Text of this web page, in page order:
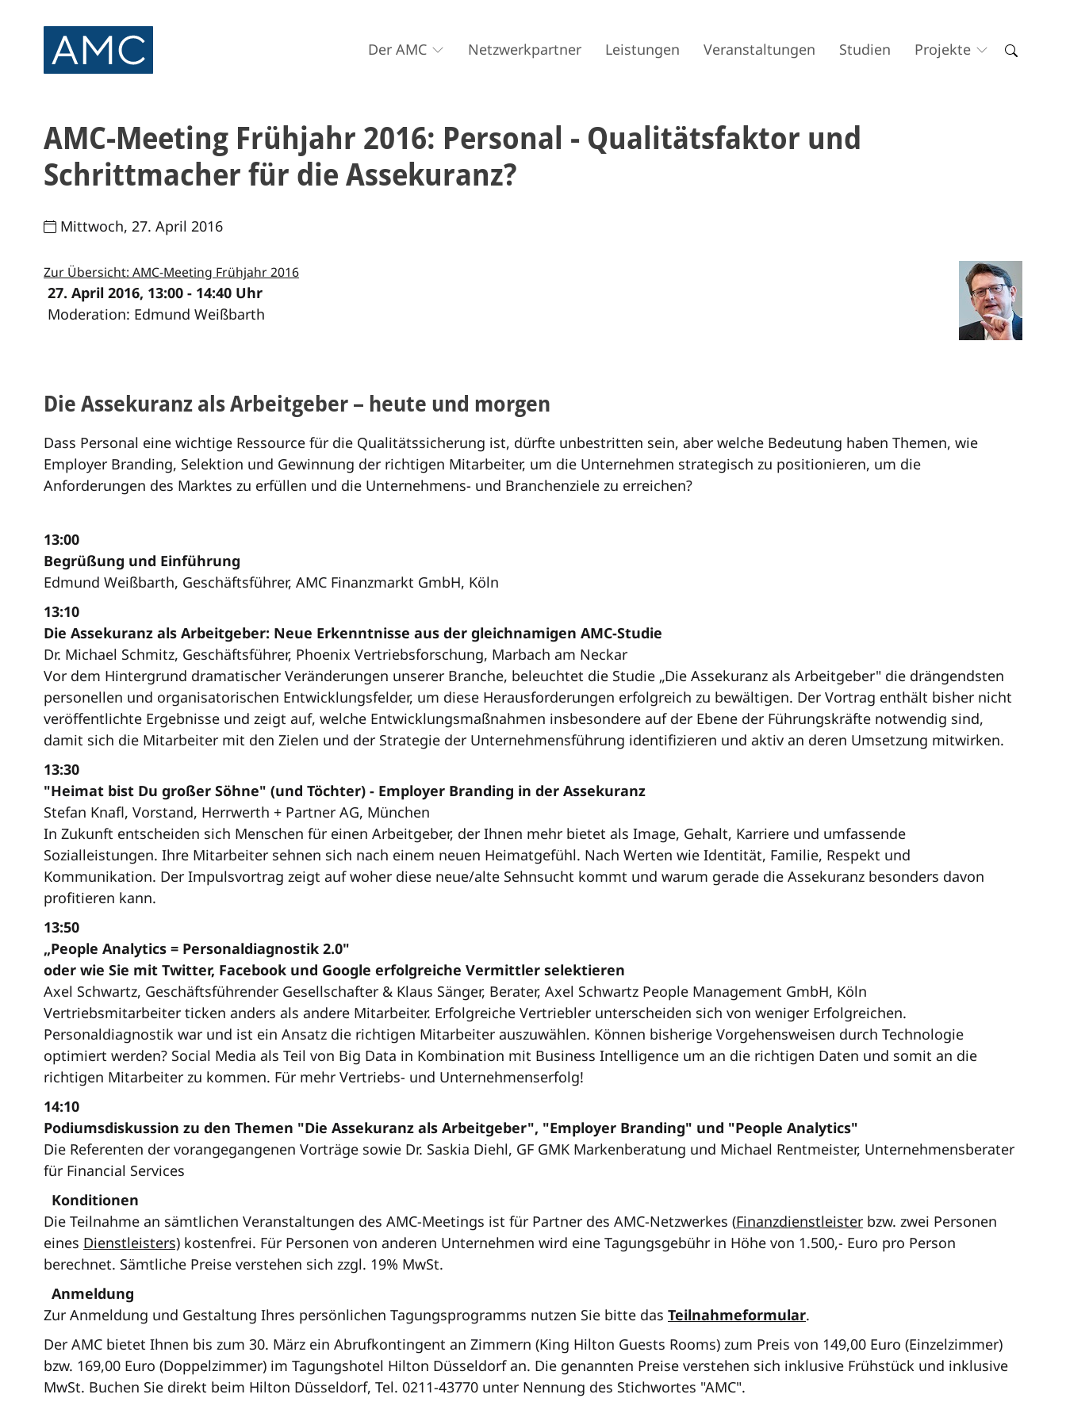
Der AMC Netzwerkpartner Leistungen Veranstaltungen Studien Projekte
AMC-Meeting Frühjahr 2016: Personal - Qualitätsfaktor und
Schrittmacher für die Assekuranz?
Mittwoch, 27. April 2016
Zur Übersicht: AMC-Meeting Frühjahr 2016
27. April 2016, 13:00 - 14:40 Uhr
Moderation: Edmund Weißbarth
Die Assekuranz als Arbeitgeber – heute und morgen
Dass Personal eine wichtige Ressource für die Qualitätssicherung ist, dürfte unbestritten sein, aber welche Bedeutung haben Themen, wie
Employer Branding, Selektion und Gewinnung der richtigen Mitarbeiter, um die Unternehmen strategisch zu positionieren, um die
Anforderungen des Marktes zu erfüllen und die Unternehmens- und Branchenziele zu erreichen?
13:00
Begrüßung und Einführung
Edmund Weißbarth, Geschäftsführer, AMC Finanzmarkt GmbH, Köln
13:10
Die Assekuranz als Arbeitgeber: Neue Erkenntnisse aus der gleichnamigen AMC-Studie
Dr. Michael Schmitz, Geschäftsführer, Phoenix Vertriebsforschung, Marbach am Neckar
Vor dem Hintergrund dramatischer Veränderungen unserer Branche, beleuchtet die Studie „Die Assekuranz als Arbeitgeber" die drängendsten
personellen und organisatorischen Entwicklungsfelder, um diese Herausforderungen erfolgreich zu bewältigen. Der Vortrag enthält bisher nicht
veröffentlichte Ergebnisse und zeigt auf, welche Entwicklungsmaßnahmen insbesondere auf der Ebene der Führungskräfte notwendig sind,
damit sich die Mitarbeiter mit den Zielen und der Strategie der Unternehmensführung identifizieren und aktiv an deren Umsetzung mitwirken.
13:30
"Heimat bist Du großer Söhne" (und Töchter) - Employer Branding in der Assekuranz
Stefan Knafl, Vorstand, Herrwerth + Partner AG, München
In Zukunft entscheiden sich Menschen für einen Arbeitgeber, der Ihnen mehr bietet als Image, Gehalt, Karriere und umfassende
Sozialleistungen. Ihre Mitarbeiter sehnen sich nach einem neuen Heimatgefühl. Nach Werten wie Identität, Familie, Respekt und
Kommunikation. Der Impulsvortrag zeigt auf woher diese neue/alte Sehnsucht kommt und warum gerade die Assekuranz besonders davon
profitieren kann.
13:50
„People Analytics = Personaldiagnostik 2.0"
oder wie Sie mit Twitter, Facebook und Google erfolgreiche Vermittler selektieren
Axel Schwartz, Geschäftsführender Gesellschafter & Klaus Sänger, Berater, Axel Schwartz People Management GmbH, Köln
Vertriebsmitarbeiter ticken anders als andere Mitarbeiter. Erfolgreiche Vertriebler unterscheiden sich von weniger Erfolgreichen.
Personaldiagnostik war und ist ein Ansatz die richtigen Mitarbeiter auszuwählen. Können bisherige Vorgehensweisen durch Technologie
optimiert werden? Social Media als Teil von Big Data in Kombination mit Business Intelligence um an die richtigen Daten und somit an die
richtigen Mitarbeiter zu kommen. Für mehr Vertriebs- und Unternehmenserfolg!
14:10
Podiumsdiskussion zu den Themen "Die Assekuranz als Arbeitgeber", "Employer Branding" und "People Analytics"
Die Referenten der vorangegangenen Vorträge sowie Dr. Saskia Diehl, GF GMK Markenberatung und Michael Rentmeister, Unternehmensberater
für Financial Services
Konditionen
Die Teilnahme an sämtlichen Veranstaltungen des AMC-Meetings ist für Partner des AMC-Netzwerkes (Finanzdienstleister bzw. zwei Personen
eines Dienstleisters) kostenfrei. Für Personen von anderen Unternehmen wird eine Tagungsgebühr in Höhe von 1.500,- Euro pro Person
berechnet. Sämtliche Preise verstehen sich zzgl. 19% MwSt.
Anmeldung
Zur Anmeldung und Gestaltung Ihres persönlichen Tagungsprogramms nutzen Sie bitte das Teilnahmeformular.
Der AMC bietet Ihnen bis zum 30. März ein Abrufkontingent an Zimmern (King Hilton Guests Rooms) zum Preis von 149,00 Euro (Einzelzimmer)
bzw. 169,00 Euro (Doppelzimmer) im Tagungshotel Hilton Düsseldorf an. Die genannten Preise verstehen sich inklusive Frühstück und inklusive
MwSt. Buchen Sie direkt beim Hilton Düsseldorf, Tel. 0211-43770 unter Nennung des Stichwortes "AMC".